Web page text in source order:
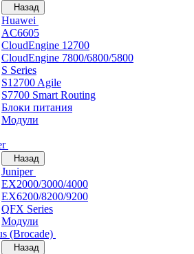
Назад
Huawei
AC6605
CloudEngine 12700
CloudEngine 7800/6800/5800
S Series
S12700 Agile
S7700 Smart Routing
Блоки питания
Модули
Назад
Juniper
EX2000/3000/4000
EX6200/8200/9200
QFX Series
Модули
(Brocade)
Назад